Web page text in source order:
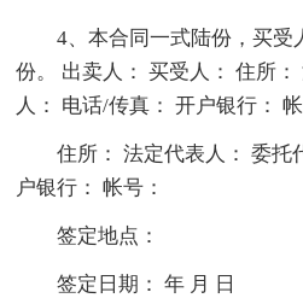
4、本合同一式陆份，买受
份。 出卖人： 买受人： 住所
人： 电话/传真： 开户银行： 帐
住所： 法定代表人： 委托
户银行： 帐号：
签定地点：
签定日期： 年 月 日